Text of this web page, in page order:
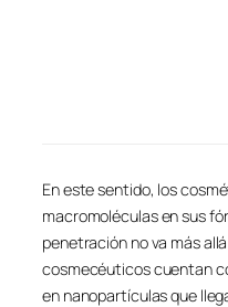
En este sentido, los
macromoléculas en sus
penetración no va más
cosmecéuticos cuentan
en nanopartículas que